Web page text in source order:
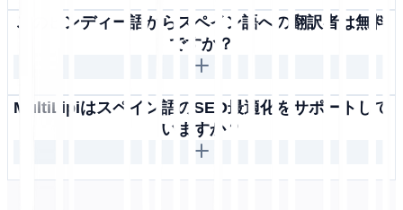
このヒンディー語からスペイン語への翻訳者は無料
ですか？
MultiLipiはスペイン語のSEO最適化をサポートして
いますか？